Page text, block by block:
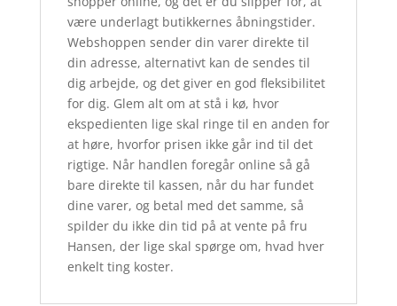
være underlagt butikkernes åbningstider.
Webshoppen sender din varer direkte til
din adresse, alternativt kan de sendes til
dig arbejde, og det giver en god fleksibilitet
for dig. Glem alt om at stå i kø, hvor
ekspedienten lige skal ringe til en anden for
at høre, hvorfor prisen ikke går ind til det
rigtige. Når handlen foregår online så gå
bare direkte til kassen, når du har fundet
dine varer, og betal med det samme, så
spilder du ikke din tid på at vente på fru
Hansen, der lige skal spørge om, hvad hver
enkelt ting koster.